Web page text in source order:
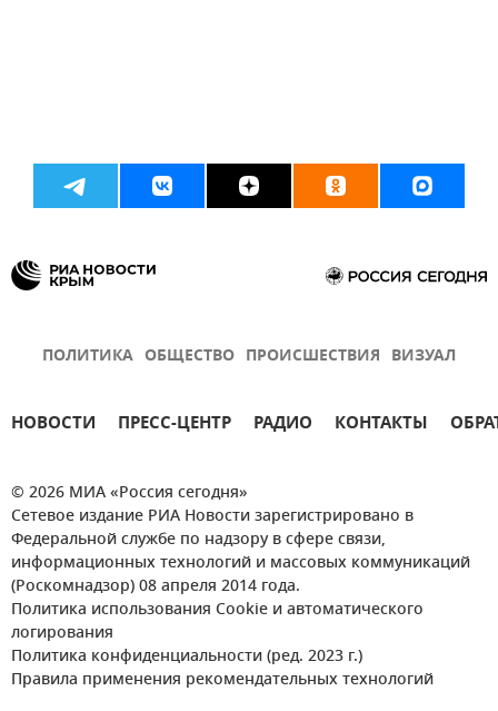
ПОЛИТИКА ОБЩЕСТВО ПРОИСШЕСТВИЯ ВИЗУАЛ
НОВОСТИ ПРЕСС-ЦЕНТР РАДИО КОНТАКТЫ
© 2026 МИА «Россия сегодня»
Сетевое издание РИА Новости зарегистрировано в
Федеральной службе по надзору в сфере связи,
информационных технологий и массовых коммуникаций
(Роскомнадзор) 08 апреля 2014 года.
Политика использования Cookie и автоматического
логирования
Политика конфиденциальности (ред. 2023 г.)
Правила применения рекомендательных технологий